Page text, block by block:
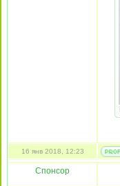
16 янв 2018, 12:23
Спонсор